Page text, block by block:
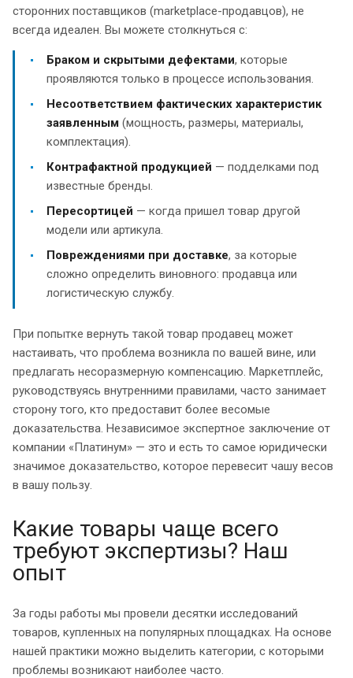
сторонних поставщиков (marketplace-продавцов), не
всегда идеален. Вы можете столкнуться с:
Браком и скрытыми дефектами, которые
проявляются только в процессе использования.
Несоответствием фактических характеристик
заявленным (мощность, размеры, материалы,
комплектация).
Контрафактной продукцией — подделками под
известные бренды.
Пересортицей — когда пришел товар другой
модели или артикула.
Повреждениями при доставке, за которые
сложно определить виновного: продавца или
логистическую службу.
При попытке вернуть такой товар продавец может
настаивать, что проблема возникла по вашей вине, или
предлагать несоразмерную компенсацию. Маркетплейс,
руководствуясь внутренними правилами, часто занимает
сторону того, кто предоставит более весомые
доказательства. Независимое экспертное заключение от
компании «Платинум» — это и есть то самое юридически
значимое доказательство, которое перевесит чашу весов
в вашу пользу.
Какие товары чаще всего
требуют экспертизы? Наш
опыт
За годы работы мы провели десятки исследований
товаров, купленных на популярных площадках. На основе
нашей практики можно выделить категории, с которыми
проблемы возникают наиболее часто.